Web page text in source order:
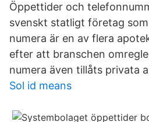
Öppettider och
svenskt statligt företag
numera är en av flera
efter att branschen
numera även tillåts privata
Sol id means